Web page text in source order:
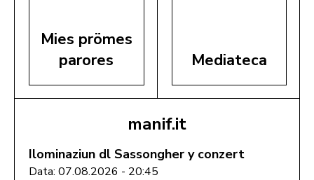
Mies prömes
parores
Mediateca
manif.it
Ilominaziun dl Sassongher y conzert
Data: 07.08.2026 - 20:45